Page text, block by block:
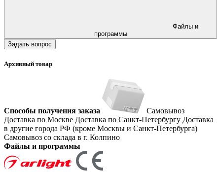
программы
Задать вопрос
Архивный товар
Способы получения заказа
Самовывоз
Доставка по Москве Доставка по Санкт-Петербургу Доставка
в другие города РФ (кроме Москвы и Санкт-Петербурга)
Самовывоз со склада в г. Колпино
Файлы и программы